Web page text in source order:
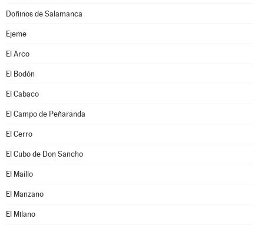
Doñinos de Salamanca
Ejeme
El Arco
El Bodón
El Cabaco
El Campo de Peñaranda
El Cerro
El Cubo de Don Sancho
El Maíllo
El Manzano
El Milano